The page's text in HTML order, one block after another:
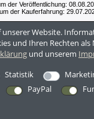
der Veröffentlichung:
der Kauferfahrung:
Website.
und Ihren Rechten als
und unserem
Statistik
PayPal